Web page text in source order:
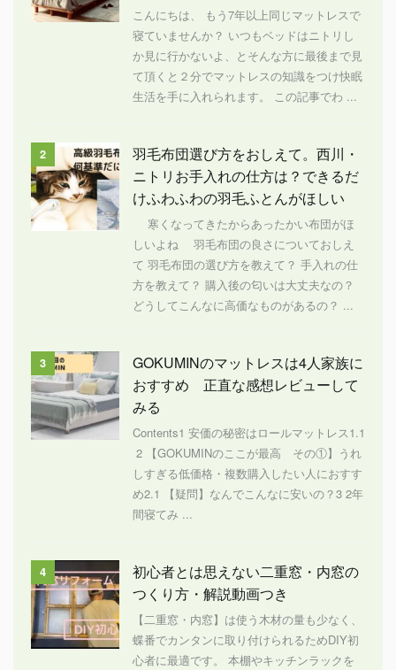
こんにちは、 もう7年以上同じマットレスで
寝ていませんか？ いつもベッドはニトリし
か見に行かないよ、とそんな方に最後まで見
て頂くと２分でマットレスの知識をつけ快眠
生活を手に入れられます。 この記事でわ ...
2
羽毛布団選び方をおしえて。西川・
ニトリお手入れの仕方は？できるだ
けふわふわの羽毛ふとんがほしい
寒くなってきたからあったかい布団がほ
しいよね 羽毛布団の良さについておしえ
て 羽毛布団の選び方を教えて？ 手入れの仕
方を教えて？ 購入後の匂いは大丈夫なの？
どうしてこんなに高価なものがあるの？ ...
3
GOKUMINのマットレスは4人家族に
おすすめ 正直な感想レビューして
みる
Contents1 安価の秘密はロールマットレス1.1
2 【GOKUMINのここが最高 その①】うれ
しすぎる低価格・複数購入したい人におすす
め2.1 【疑問】なんでこんなに安いの？3 2年
間寝てみ ...
4
初心者とは思えない二重窓・内窓の
つくり方・解説動画つき
【二重窓・内窓】は使う木材の量も少なく、
蝶番でカンタンに取り付けられるためDIY初
心者に最適です。 本棚やキッチンラックを